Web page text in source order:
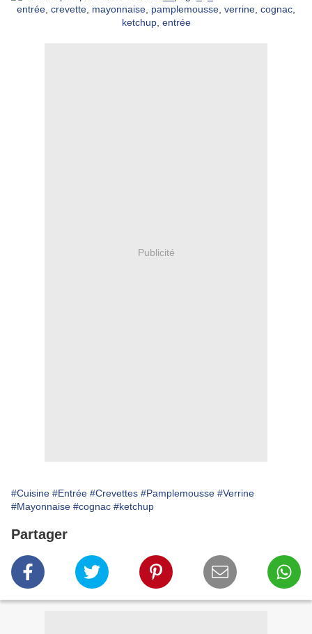
entrée crevette mayonnaise pamplemousse verrine cognac
ketchup, entrée
Publicité
#Cuisine #Entrée #Crevettes #Pamplemousse #Verrine
#Mayonnaise #cognac #ketchup
Partager